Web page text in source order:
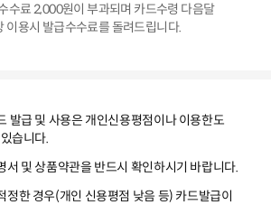
수료 2,000원이 부과되며 카드수령 다음달
이용시 발급수수료를 돌려드립니다.
발급 및 사용은 개인신용평점이나 이용한도
습니다.
서 및 상품약관을 반드시 확인하시기 바랍니다.
정한 경우(개인 신용평점 낮음 등) 카드발급이